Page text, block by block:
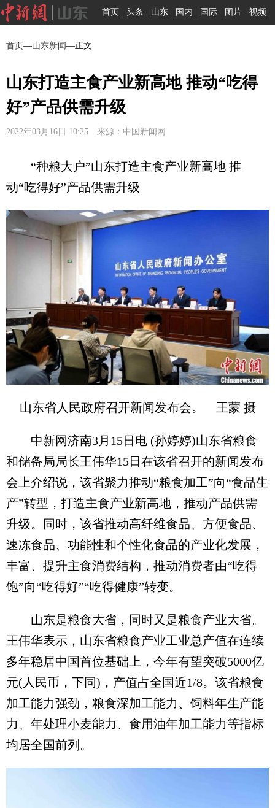
首页 头条 山东 国内 国际 图片 视频
首页—山东新闻—正文
山东打造主食产业新高地 推动“吃得
好”产品供需升级
2022年03月16日 10:25 来源：中国新闻网
“种粮大户”山东打造主食产业新高地 推
动“吃得好”产品供需升级
山东省人民政府召开新闻发布会。 王蒙 摄
中新网济南3月15日电 (孙婷婷)山东省粮食
和储备局局长王伟华15日在该省召开的新闻发布
会上介绍说，该省聚力推动“粮食加工”向“食品生
产”转型，打造主食产业新高地，推动产品供需
升级。同时，该省推动高纤维食品、方便食品、
速冻食品、功能性和个性化食品的产业化发展，
丰富、提升主食消费结构，推动消费者由“吃得
饱”向“吃得好”“吃得健康”转变。
山东是粮食大省，同时又是粮食产业大省。
王伟华表示，山东省粮食产业工业总产值在连续
多年稳居中国首位基础上，今年有望突破5000亿
元(人民币，下同)，产值占全国近1/8。该省粮食
加工能力强劲，粮食深加工能力、饲料年生产能
力、年处理小麦能力、食用油年加工能力等指标
均居全国前列。